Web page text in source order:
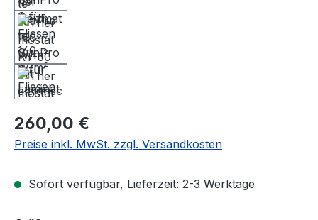
Regulärer Preis:
260,00 €
Preise inkl. MwSt. zzgl. Versandkosten
Sofort verfügbar, Lieferzeit: 2-3 Werktage